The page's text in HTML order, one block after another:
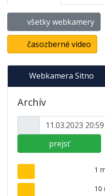
všetky webkamery
časozberné video
Webkamera Sitno
Archív
prejsť
1
10